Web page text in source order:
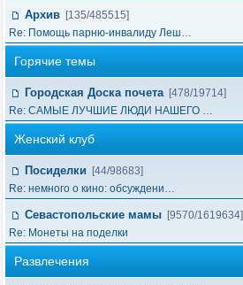
Архив [135/485515]
Re: Помощь парню-инвалиду Леш…
Горячие темы
Городская Доска почета [478/19714]
Re: САМЫЕ ЛУЧШИЕ ЛЮДИ НАШЕГО …
Женский клуб
Посиделки
[44/98683]
Re: немного о кино: обсуждени…
Севастопольские мамы [9570/1619634]
Re: Монеты на поделки
Развлечения